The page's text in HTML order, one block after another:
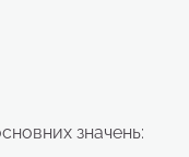
значень: